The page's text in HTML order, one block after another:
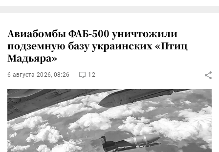
Авиабомбы ФАБ-500 уничтожили
подземную базу украинских «Птиц
Мадьяра»
6 августа 2026, 08:26 12